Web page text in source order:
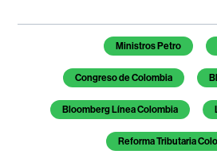
Temas de este artículo
Ministros Petro
Congreso de Colombia
Bloomberg Línea Colombia
Reforma Tributaria